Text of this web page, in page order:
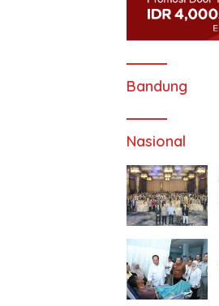
Bandung
Nasional